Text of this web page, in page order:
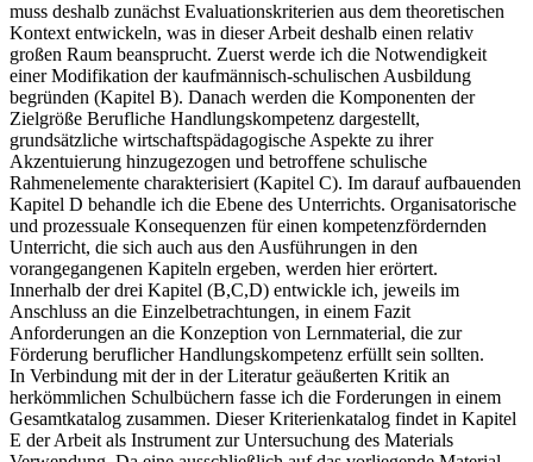
muss deshalb zunächst Evaluationskriterien aus dem theoretischen
Kontext entwickeln, was in dieser Arbeit deshalb einen relativ
großen Raum beansprucht. Zuerst werde ich die Notwendigkeit
einer Modifikation der kaufmännisch-schulischen Ausbildung
begründen (Kapitel B). Danach werden die Komponenten der
Zielgröße Berufliche Handlungskompetenz dargestellt,
grundsätzliche wirtschaftspädagogische Aspekte zu ihrer
Akzentuierung hinzugezogen und betroffene schulische
Rahmenelemente charakterisiert (Kapitel C). Im darauf aufbauenden
Kapitel D behandle ich die Ebene des Unterrichts. Organisatorische
und prozessuale Konsequenzen für einen kompetenzfördernden
Unterricht, die sich auch aus den Ausführungen in den
vorangegangenen Kapiteln ergeben, werden hier erörtert.
Innerhalb der drei Kapitel (B,C,D) entwickle ich, jeweils im
Anschluss an die Einzelbetrachtungen, in einem Fazit
Anforderungen an die Konzeption von Lernmaterial, die zur
Förderung beruflicher Handlungskompetenz erfüllt sein sollten.
In Verbindung mit der in der Literatur geäußerten Kritik an
herkömmlichen Schulbüchern fasse ich die Forderungen in einem
Gesamtkatalog zusammen. Dieser Kriterienkatalog findet in Kapitel
E der Arbeit als Instrument zur Untersuchung des Materials